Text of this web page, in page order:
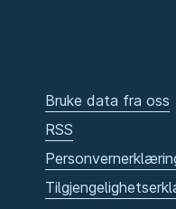
Bruke data fra oss
RSS